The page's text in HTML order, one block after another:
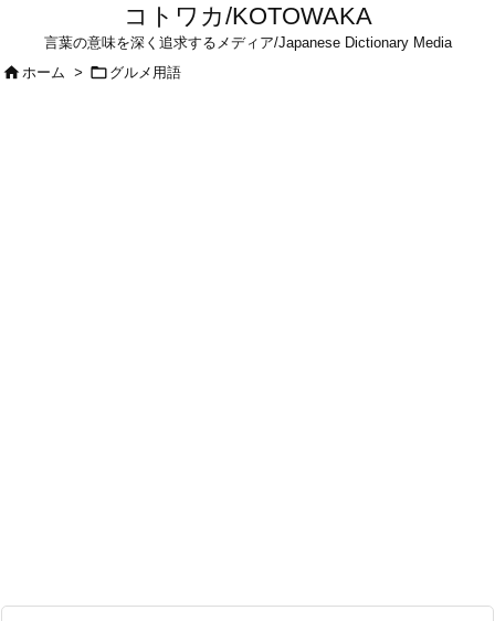
コトワカ/KOTOWAKA
言葉の意味を深く追求するメディア/Japanese Dictionary Media
ホーム >  グルメ用語